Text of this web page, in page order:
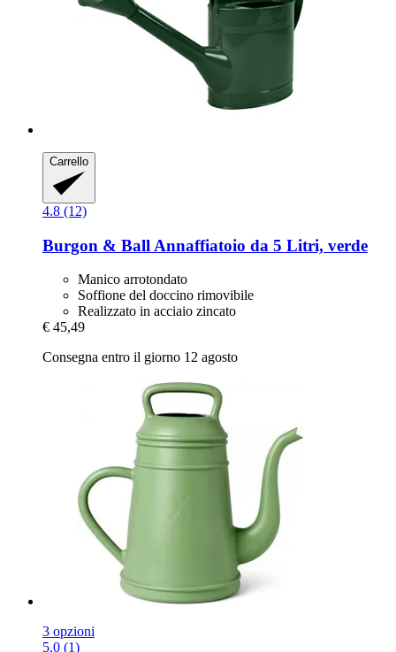
Carrello
4.8 (12)
Burgon & Ball Annaffiatoio da 5 Litri, verde
Manico arrotondato
Soffione del doccino rimovibile
Realizzato in acciaio zincato
€ 45,49
Consegna entro il giorno 12 agosto
3 opzioni
5.0 (1)